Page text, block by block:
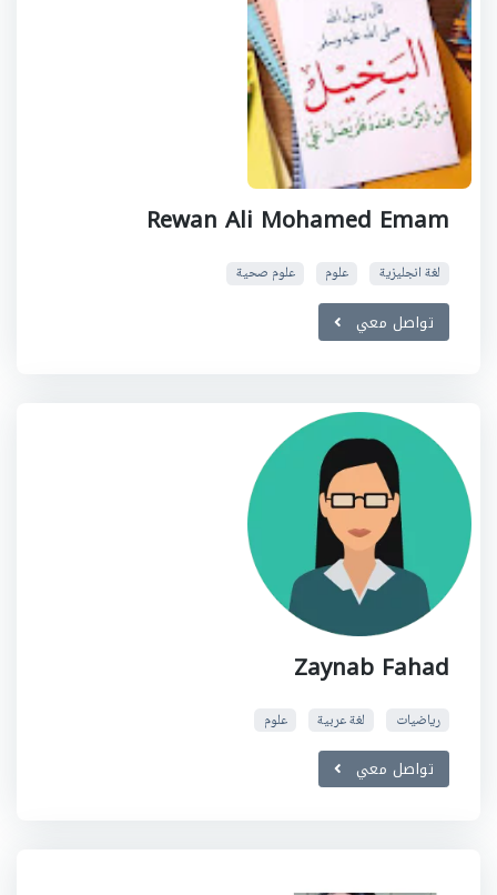
Rewan Ali Mohamed Emam
لغة انجليزية علوم علوم صحية
تواصل معي
Zaynab Fahad
رياضيات لغة عربية علوم
تواصل معي